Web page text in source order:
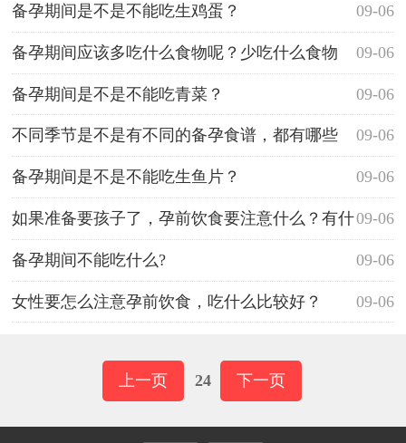
09-06
备孕期间是不是不能吃生鸡蛋？
09-06
备孕期间应该多吃什么食物呢？少吃什么食物
呢？ 09-06
备孕期间是不是不能吃青菜？
09-06
不同季节是不是有不同的备孕食谱，都有哪些
啊？ 09-06
备孕期间是不是不能吃生鱼片？
09-06
如果准备要孩子了，孕前饮食要注意什么？有什
么可以推荐的食谱？ 09-06
备孕期间不能吃什么?
09-06
女性要怎么注意孕前饮食，吃什么比较好？
上一页 24 下一页